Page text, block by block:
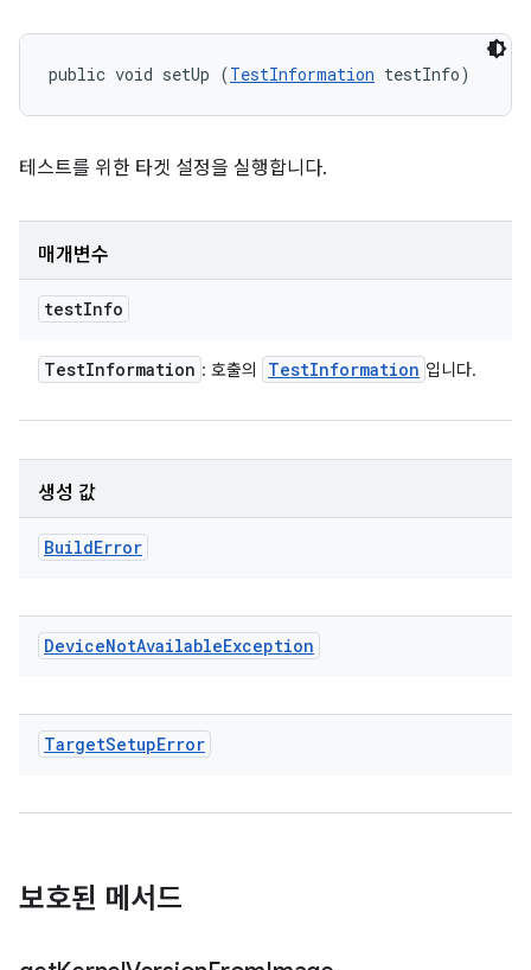
public void setUp (TestInformation testInfo)
테스트를 위한 타겟 설정을 실행합니다.
매개변수
testInfo
TestInformation : 호출의 TestInformation 입니다.
생성 값
BuildError
DeviceNotAvailableException
TargetSetupError
보호된 메서드